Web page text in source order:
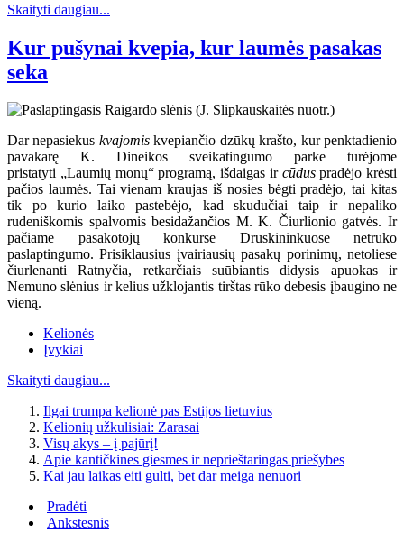
Skaityti daugiau...
Kur pušynai kvepia, kur laumės pasakas
seka
Dar nepasiekus kvajomiskvepiančio dzūkų krašto, kur penktadienio
pavakarę K. Dineikos sveikatingumo parke turėjome
pristatyti „Laumių monų“ programą, išdaigas ir cūduspradėjo krėsti
pačios laumės. Tai vienam kraujas iš nosies bėgti pradėjo, tai kitas
tik po kurio laiko pastebėjo, kad skudučiai taip ir nepaliko
rudeniškomis spalvomis besidažančios M. K. Čiurlionio gatvės. Ir
pačiame pasakotojų konkurse Druskininkuose netrūko
paslaptingumo. Prisiklausius įvairiausių pasakų porinimų, netoliese
čiurlenanti Ratnyčia, retkarčiais suūbiantis didysis apuokas ir
Nemuno slėnius ir kelius užklojantis tirštas rūko debesis įbaugino ne
vieną.
Kelionės
Įvykiai
Skaityti daugiau...
Ilgai trumpa kelionė pas Estijos lietuvius
Kelionių užkulisiai: Zarasai
Visų akys – į pajūrį!
Apie kantičkines giesmes ir neprieštaringas priešybes
Kai jau laikas eiti gulti, bet dar meiga nenuori
Pradėti
Ankstesnis